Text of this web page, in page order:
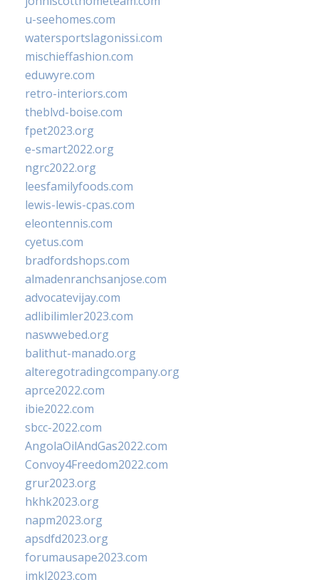
u-seehomes.com
watersportslagonissi.com
mischieffashion.com
eduwyre.com
retro-interiors.com
theblvd-boise.com
fpet2023.org
e-smart2022.org
ngrc2022.org
leesfamilyfoods.com
lewis-lewis-cpas.com
eleontennis.com
cyetus.com
bradfordshops.com
almadenranchsanjose.com
advocatevijay.com
adlibilimler2023.com
naswwebed.org
balithut-manado.org
alteregotradingcompany.org
aprce2022.com
ibie2022.com
sbcc-2022.com
AngolaOilAndGas2022.com
Convoy4Freedom2022.com
grur2023.org
hkhk2023.org
napm2023.org
apsdfd2023.org
forumausape2023.com
imkl2023.com